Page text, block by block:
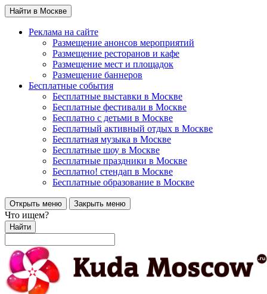
Найти в Москве
Реклама на сайте
Размещение анонсов мероприятий
Размещение ресторанов и кафе
Размещение мест и площадок
Размещение баннеров
Бесплатные события
Бесплатные выставки в Москве
Бесплатные фестивали в Москве
Бесплатно с детьми в Москве
Бесплатный активный отдых в Москве
Бесплатная музыка в Москве
Бесплатные шоу в Москве
Бесплатные праздники в Москве
Бесплатно! стендап в Москве
Бесплатные образование в Москве
Открыть меню Закрыть меню
Что ищем?
Найти